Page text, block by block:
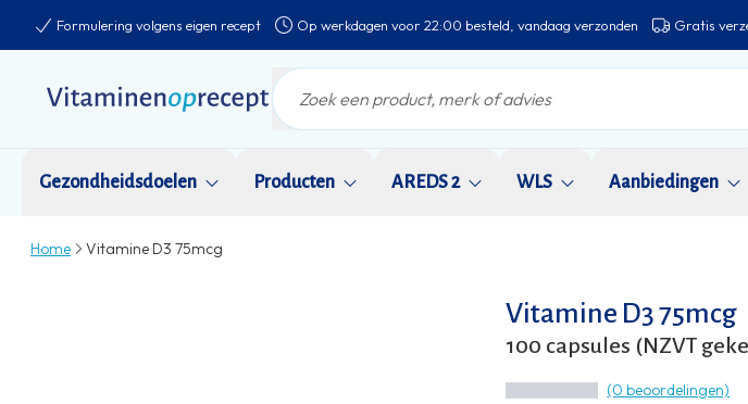
Formulering volgens eigen recept Op werkdagen voor 22:00 besteld, vandaag verzonden Gratis
Gezondheidsdoelen Producten AREDS 2 WLS Aanbiedingen
Home Vitamine D3 75mcg
Vitamine D3 75mcg
100 capsules (NZVT
(0 beoordelingen)